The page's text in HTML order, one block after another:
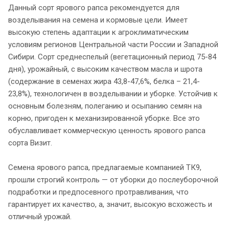
Данный сорт ярового рапса рекомендуется для
возделывания на семена и кормовые цели. Имеет
высокую степень адаптации к агроклиматическим
условиям регионов Центральной части России и Западной
Сибири. Сорт среднеспелый (вегетационный период 75-84
дня), урожайный, с высоким качеством масла и шрота
(содержание в семенах жира 43,8-47,6%, белка – 21,4-
23,8%), технологичен в возделывании и уборке. Устойчив к
основным болезням, полеганию и осыпанию семян на
корню, пригоден к механизированной уборке. Все это
обуславливает коммерческую ценность ярового рапса
сорта Визит.
Семена ярового рапса, предлагаемые компанией ТК9,
прошли строгий контроль — от уборки до послеуборочной
подработки и предпосевного протравливания, что
гарантирует их качество, а, значит, высокую всхожесть и
отличный урожай.